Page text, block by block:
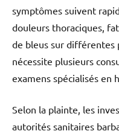
symptômes suivent
douleurs thoraciques,
de bleus sur différentes
nécessite plusieurs
examens spécialisés en
Selon la plainte, les
autorités sanitaires